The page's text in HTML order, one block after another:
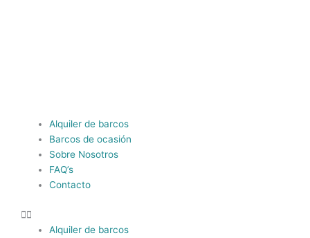
Alquiler de barcos
Barcos de ocasión
Sobre Nosotros
FAQ’s
Contacto
Menú
Alquiler de barcos